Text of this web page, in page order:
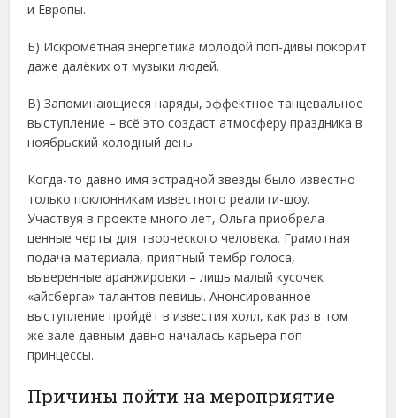
и Европы.
Б) Искромётная энергетика молодой поп-дивы покорит
даже далёких от музыки людей.
В) Запоминающиеся наряды, эффектное танцевальное
выступление – всё это создаст атмосферу праздника в
ноябрьский холодный день.
Когда-то давно имя эстрадной звезды было известно
только поклонникам известного реалити-шоу.
Участвуя в проекте много лет, Ольга приобрела
ценные черты для творческого человека. Грамотная
подача материала, приятный тембр голоса,
выверенные аранжировки – лишь малый кусочек
«айсберга» талантов певицы. Анонсированное
выступление пройдёт в известия холл, как раз в том
же зале давным-давно началась карьера поп-
принцессы.
Причины пойти на мероприятие